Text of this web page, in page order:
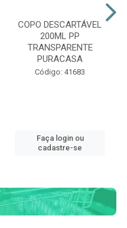
COPO DESCARTÁVEL
200ML PP
TRANSPARENTE
PURACASA
Código: 41683
Faça login ou
cadastre-se